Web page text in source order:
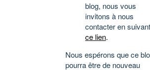
blog, nous vous
invitons à nous
contacter en suivant
ce lien.
Nous espérons que ce
pourra être de nouveau